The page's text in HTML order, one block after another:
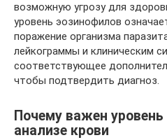
возможную угрозу для
уровень эозинофилов
поражение организма
лейкограммы и клиническим
соответствующее
чтобы подтвердить диагноз.
Почему важен
анализе крови